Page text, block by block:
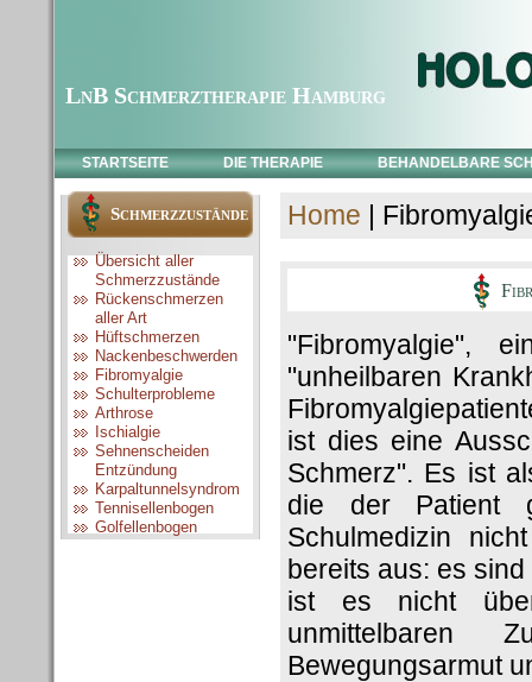
LnB Schmerztherapie Hamburg
STARTSEITE DIE THERAPIE BEHANDELBARE
Schmerzzustände
Übersicht aller
Schmerzzustände
Rückenschmerzen
aller Art
Hüftschmerzen
Nackenbeschwerden
Fibromyalgie
Schulterprobleme
Arthrose
Ischialgie
Sehnenscheiden
Entzündung
Karpaltunnelsyndrom
Tennisellenbogen
Golfellenbogen
Home |
"Fibromyalgie",
"unheilbaren
ist dies eine
Schmerz". Es ist
die der Patient
Schulmedizin
bereits aus: es
ist es nicht
unmittelbaren
Bewegungsarmut